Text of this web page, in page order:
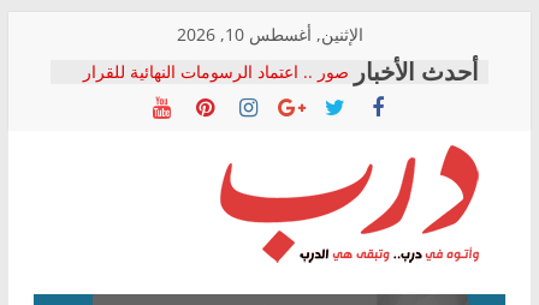
content
الإثنين, أغسطس 10, 2026
صور .. اعتماد الرسومات النهائية للقرار
الوزاري لمدينة الصحفيين.. وانتهاء أعمال
إنشاء المبنى الإداري
حرية تداول المعلومات للبرلمان خلال
الأسبوع الأخير لدور الانعقاد
نقيب الصحفيين يخاطب الوزراء
العام ضد مؤسسات تستغل المتدربين
درب
وأتوه